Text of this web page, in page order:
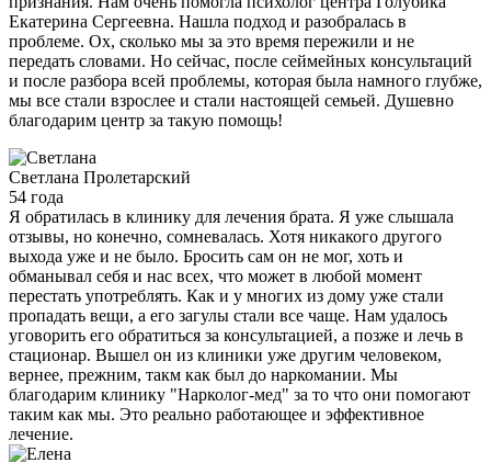
Екатерина Сергеевна. Нашла подход и разобралась в
проблеме. Ох, сколько мы за это время пережили и не
передать словами. Но сейчас, после сеймейных консультаций
и после разбора всей проблемы, которая была намного глубже,
мы все стали взрослее и стали настоящей семьей. Душевно
благодарим центр за такую помощь!
Светлана Пролетарский
54 года
Я обратилась в клинику для лечения брата. Я уже слышала
отзывы, но конечно, сомневалась. Хотя никакого другого
выхода уже и не было. Бросить сам он не мог, хоть и
обманывал себя и нас всех, что может в любой момент
перестать употреблять. Как и у многих из дому уже стали
пропадать вещи, а его загулы стали все чаще. Нам удалось
уговорить его обратиться за консультацией, а позже и лечь в
стационар. Вышел он из клиники уже другим человеком,
вернее, прежним, такм как был до наркомании. Мы
благодарим клинику "Нарколог-мед" за то что они помогают
таким как мы. Это реально работающее и эффективное
лечение.